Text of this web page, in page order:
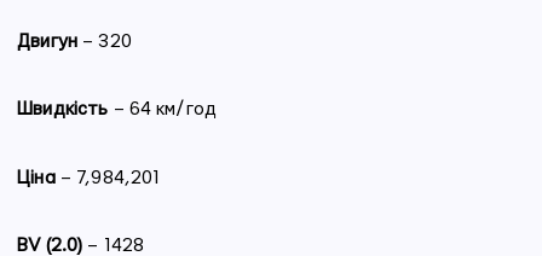
Двигун – 320
Швидкість – 64 км/год
Ціна – 7,984,201
BV (2.0) – 1428